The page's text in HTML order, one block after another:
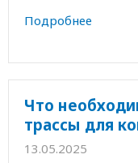
Подробнее
Что
трассы для
13.05.2025